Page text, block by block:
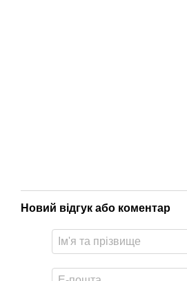
Новий відгук або коментар